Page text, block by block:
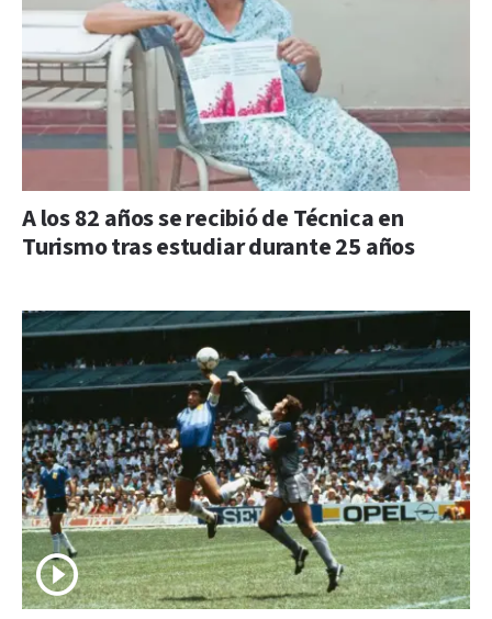
A los 82 años se recibió de Técnica en
Turismo tras estudiar durante 25 años